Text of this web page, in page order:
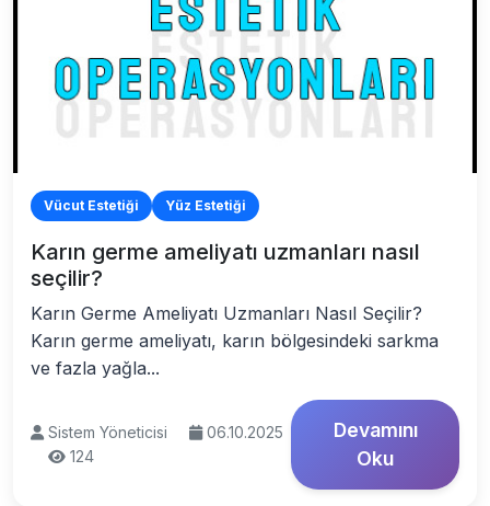
Vücut Estetiği Yüz Estetiği
Karın germe ameliyatı uzmanları nasıl
seçilir?
Karın Germe Ameliyatı Uzmanları Nasıl Seçilir?
Karın germe ameliyatı, karın bölgesindeki sarkma
ve fazla yağla...
Sistem Yöneticisi
06.10.2025
124
Devamını
Oku